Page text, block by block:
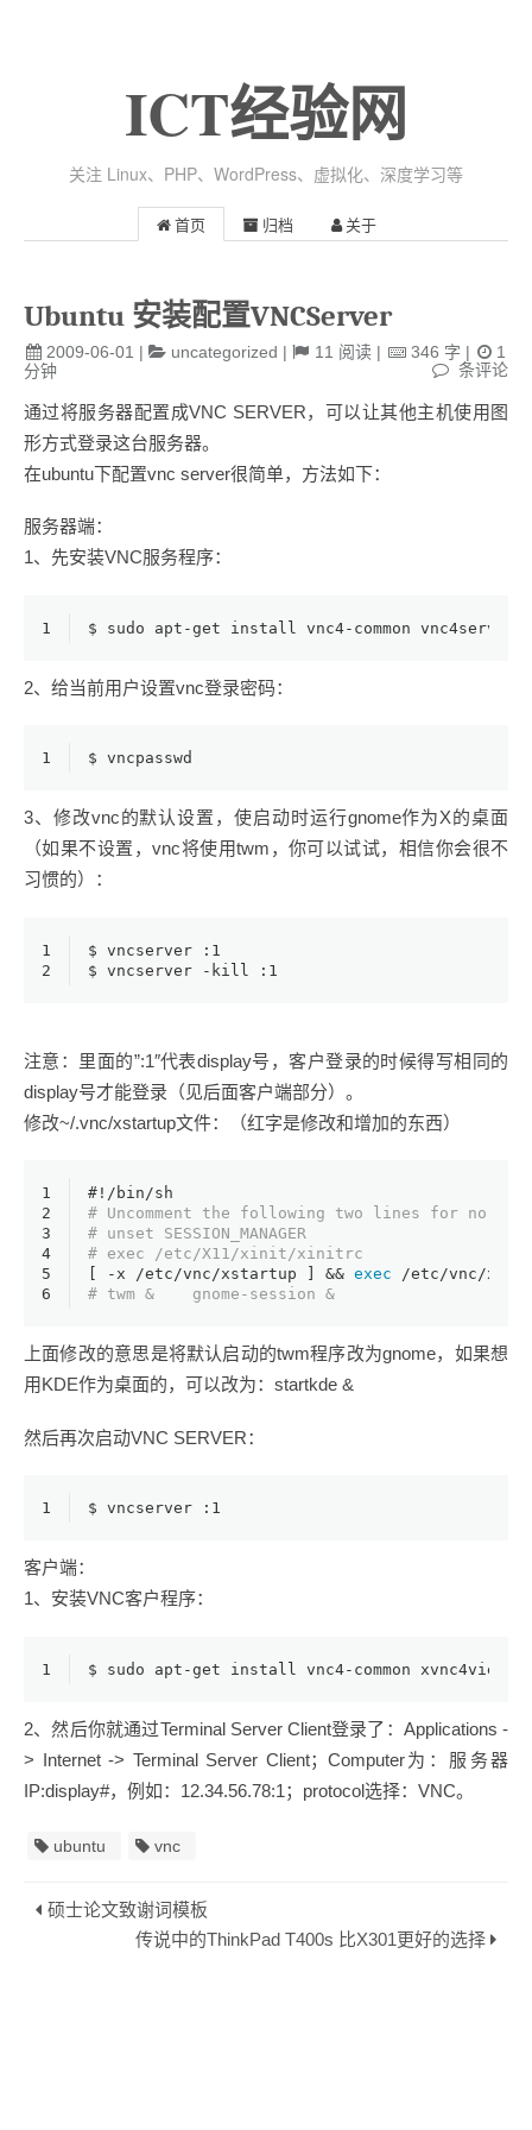
ICT经验网
关注 Linux、PHP、WordPress、虚拟化、深度学习等
首页 归档 关于
Ubuntu 安装配置VNCServer
2009-06-01 | uncategorized | 11 阅读| 346 字 |
1
分钟
条评论
通过将服务器配置成VNC SERVER，可以让其他主机使用图
形方式登录这台服务器。
在ubuntu下配置vnc server很简单，方法如下：
服务器端：
1、先安装VNC服务程序：
1 $ sudo apt-get install vnc4- common vnc4server
2、给当前用户设置vnc登录密码：
1 $ vncpasswd
3、修改vnc的默认设置，使启动时运行gnome作为X的桌面
（如果不设置，vnc将使用twm，你可以试试，相信你会很不
习惯的）：
1
2
$ vncserver :1
$ vncserver - kill :1
注意：里面的”:1″代表display号，客户登录的时候得写相同的
display号才能登录（见后面客户端部分）。
修改~/.vnc/xstartup文件：（红字是修改和增加的东西）
1
2
3
4
5
6
#!/bin/sh
# Uncomment the following two lines for
# unset SESSION_MANAGER
# exec /etc/X11/xinit/xinitrc
[ -x /etc/vnc/xstartup ] && exec /etc/vnc/
# twm &    gnome-session &
上面修改的意思是将默认启动的twm程序改为gnome，如果想
用KDE作为桌面的，可以改为：startkde &
然后再次启动VNC SERVER：
1 $ vncserver : 1
客户端：
1、安装VNC客户程序：
1 $ sudo apt-get install vnc4- common xvnc4viewer
2、然后你就通过Terminal Server Client登录了：Applications -
> Internet -> Terminal Server Client；Computer为：服务器
IP:display#，例如：12.34.56.78:1；protocol选择：VNC。
ubuntu vnc
硕士论文致谢词模板
传说中的ThinkPad T400s 比X301更好的选择